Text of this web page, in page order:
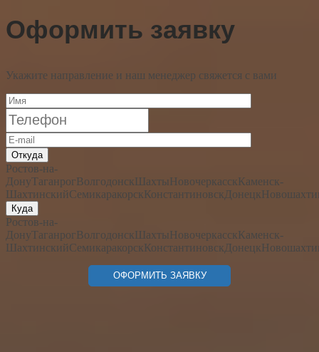
Оформить заявку
Укажите направление и наш менеджер свяжется с вами
Откуда
Ростов-на-
ДонуТаганрогВолгодонскШахтыНовочеркасскКаменск-
ШахтинскийСемикаракорскКонстантиновскДонецк
Куда
Ростов-на-
ДонуТаганрогВолгодонскШахтыНовочеркасскКаменск-
ШахтинскийСемикаракорскКонстантиновскДонецк